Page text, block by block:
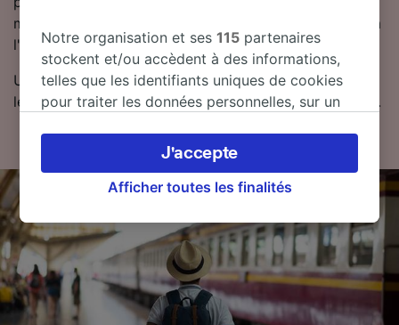
moins chers, Trainline vous recommande de réserver à
l'avance.
Utilisez notre planificateur de voyage pour comparer
les prix des billets et trouver les tarifs les moins chers.
Notre organisation et ses115 partenaires
stockent et/ou accèdent à des informations,
telles que les identifiants uniques de cookies
pour traiter les données personnelles, sur un
préférences, notamment en exerçant votre
droit d’opposition à l’intérêt légitime, en
cliquant ci-dessous ou à tout moment sur la
préférences seront signalées à nos partenaires
et n’affecteront pas les données de navigation.
Vos données ne seront pas utilisées à des fins
de traçage si vous nous avez demandé de ne
pas vous tracer.
Afficher toutes les finalités
J'accepte